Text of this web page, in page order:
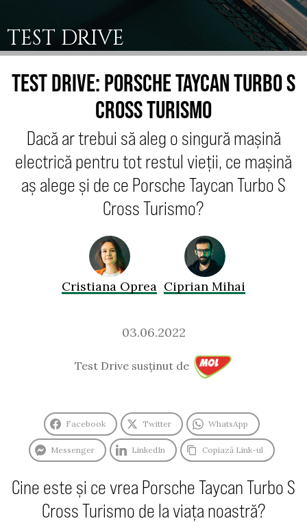
TEST DRIVE
TEST DRIVE: PORSCHE TAYCAN TURBO S
CROSS TURISMO
Dacă ar trebui să aleg o singură mașină
electrică pentru tot restul vieții, ce mașină
aș alege și de ce Porsche Taycan Turbo S
Cross Turismo?
Cristiana Oprea Ciprian Mihai
03.06.2022
Test Drive susținut de
Facebook Twitter WhatsApp
Messenger LinkedIn Copiază Link-ul
Cine este și ce vrea Porsche Taycan Turbo S
Cross Turismo de la viața noastră?